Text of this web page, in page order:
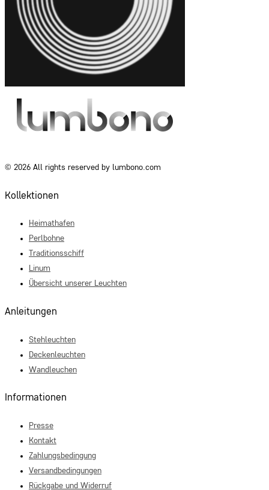
© 2026 All rights reserved by lumbono.com
Kollektionen
Heimathafen
Perlbohne
Traditionsschiff
Linum
Übersicht unserer Leuchten
Anleitungen
Stehleuchten
Deckenleuchten
Wandleuchen
Informationen
Presse
Kontakt
Zahlungsbedingung
Versandbedingungen
Rückgabe und Widerruf